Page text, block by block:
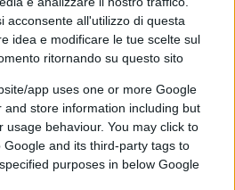
acconsente all'utilizzo di questa
idea e modificare le tue scelte sul
ritornando su questo sito
app uses one or more Google
store information including but
usage behaviour. You may click to
and its third-party tags to
purposes in below Google
alla 5° stagione.
una volta ma vale la
Gomorrasia per noi fruitori
ben fatta, mentre per chi
con la camorra il
è comprovato. Con una
Saviano a prendere spunto
a prendere spunto da